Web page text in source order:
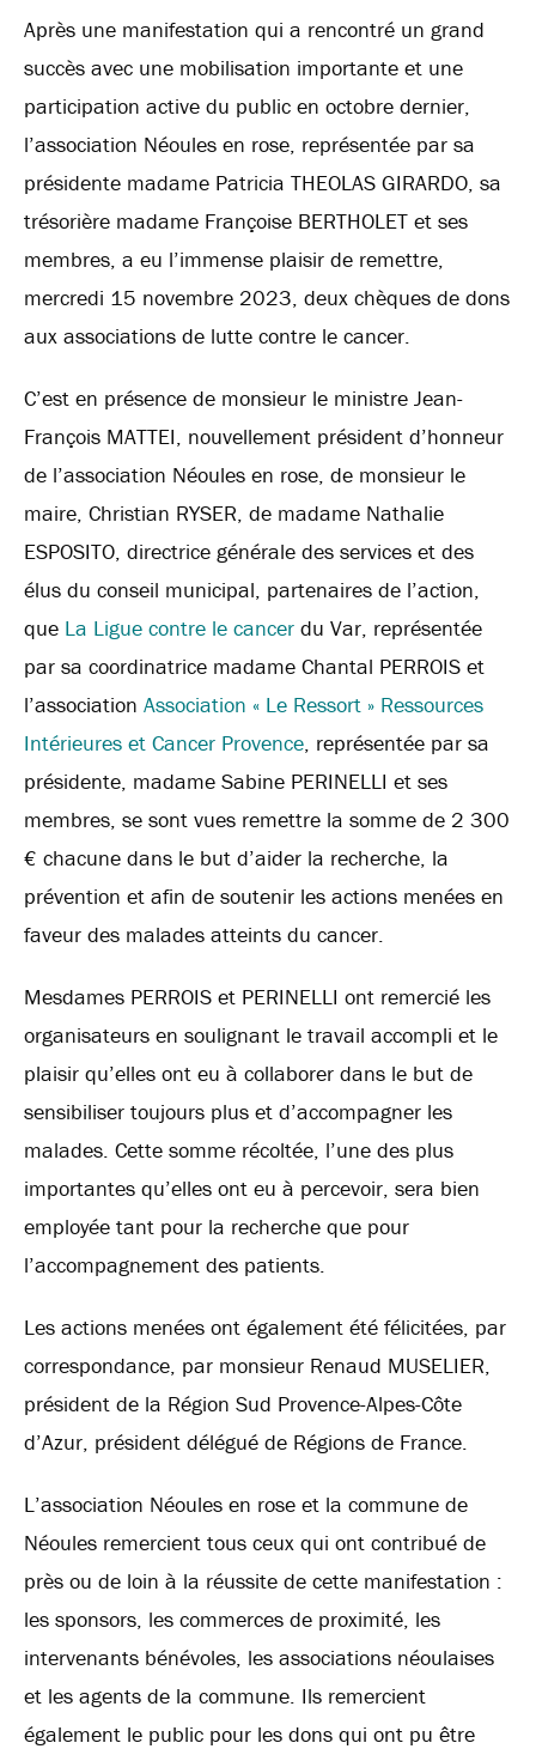
Après une manifestation qui a rencontré un grand
succès avec une mobilisation importante et une
participation active du public en octobre dernier,
l’association Néoules en rose, représentée par sa
présidente madame Patricia THEOLAS GIRARDO, sa
trésorière madame Françoise BERTHOLET et ses
membres, a eu l’immense plaisir de remettre,
mercredi 15 novembre 2023, deux chèques de dons
aux associations de lutte contre le cancer.
C’est en présence de monsieur le ministre Jean-
François MATTEI, nouvellement président d’honneur
de l’association Néoules en rose, de monsieur le
maire, Christian RYSER, de madame Nathalie
ESPOSITO, directrice générale des services et des
élus du conseil municipal, partenaires de l’action,
que La Ligue contre le cancer du Var, représentée
par sa coordinatrice madame Chantal PERROIS et
l’association Association « Le Ressort » Ressources
Intérieures et Cancer Provence, représentée par sa
présidente, madame Sabine PERINELLI et ses
membres, se sont vues remettre la somme de 2 300
€ chacune dans le but d’aider la recherche, la
prévention et afin de soutenir les actions menées en
faveur des malades atteints du cancer.
Mesdames PERROIS et PERINELLI ont remercié les
organisateurs en soulignant le travail accompli et le
plaisir qu’elles ont eu à collaborer dans le but de
sensibiliser toujours plus et d’accompagner les
malades. Cette somme récoltée, l’une des plus
importantes qu’elles ont eu à percevoir, sera bien
employée tant pour la recherche que pour
l’accompagnement des patients.
Les actions menées ont également été félicitées, par
correspondance, par monsieur Renaud MUSELIER,
président de la Région Sud Provence-Alpes-Côte
d’Azur, président délégué de Régions de France.
L’association Néoules en rose et la commune de
Néoules remercient tous ceux qui ont contribué de
près ou de loin à la réussite de cette manifestation :
les sponsors, les commerces de proximité, les
intervenants bénévoles, les associations néoulaises
et les agents de la commune. Ils remercient
également le public pour les dons qui ont pu être